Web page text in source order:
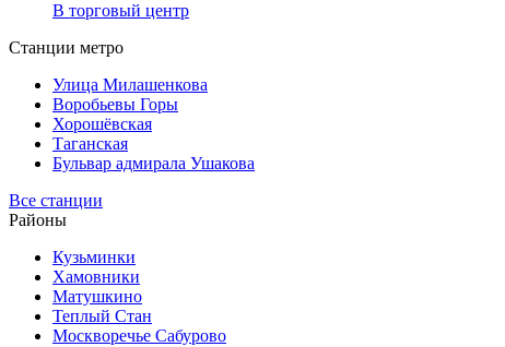
В торговый центр
Станции метро
Улица Милашенкова
Воробьевы Горы
Хорошёвская
Таганская
Бульвар адмирала Ушакова
Все станции
Районы
Кузьминки
Хамовники
Матушкино
Теплый Стан
Москворечье Сабурово